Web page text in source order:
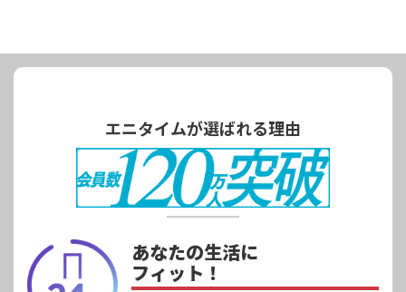
エニタイムが選ばれる理由
あなたの生活に
フィット！